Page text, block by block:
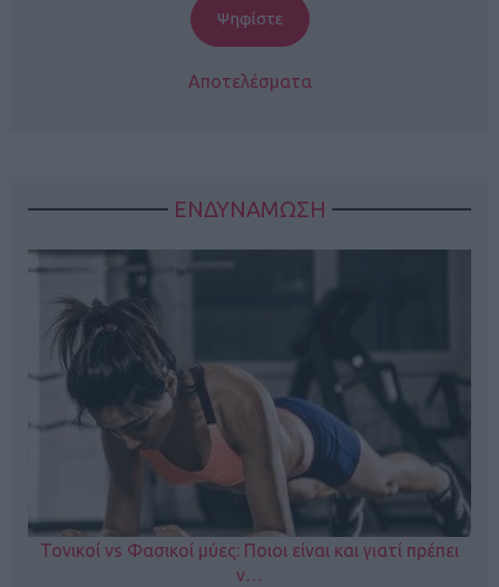
Αποτελέσματα
ΕΝΔΥΝΑΜΩΣΗ
Τονικοί vs Φασικοί μύες: Ποιοι είναι και γιατί πρέπει
ν…